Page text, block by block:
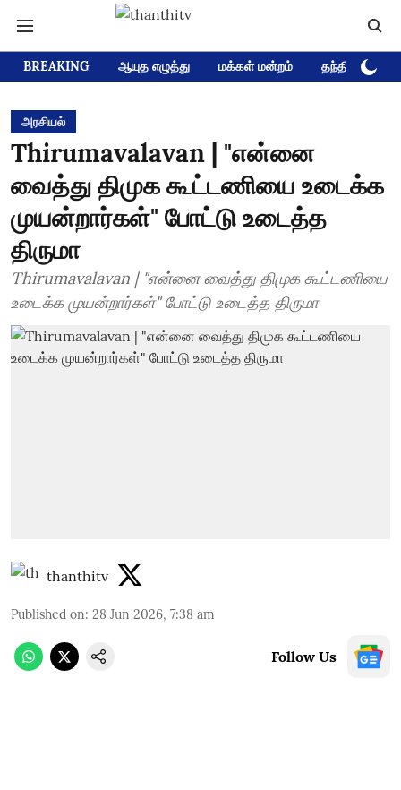
BREAKING ஆயுத எழுத்து மக்கள் மன்றம் தந்தி டிவி
அரசியல்
Thirumavalavan | "என்னை
வைத்து திமுக கூட்டணியை உடைக்க
முயன்றார்கள்" போட்டு உடைத்த
திருமா
Thirumavalavan | "என்னை வைத்து திமுக கூட்டணியை
உடைக்க முயன்றார்கள்" போட்டு உடைத்த திருமா
thanthitv
Published on: 28 Jun 2026, 7:38 am
Follow Us